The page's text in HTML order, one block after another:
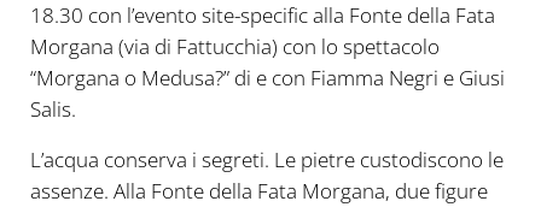
18.30 con l’evento site-specific alla Fonte della Fata
Morgana (via di Fattucchia) con lo spettacolo
“Morgana o Medusa?” di e con Fiamma Negri e Giusi
Salis.
L’acqua conserva i segreti. Le pietre custodiscono le
assenze. Alla Fonte della Fata Morgana, due figure